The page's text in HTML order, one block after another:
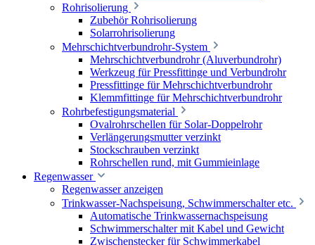
Rohrisolierung
Zubehör Rohrisolierung
Solarrohrisolierung
Mehrschichtverbundrohr-System
Mehrschichtverbundrohr (Aluverbundrohr)
Werkzeug für Pressfittinge und Verbundrohr
Pressfittinge für Mehrschichtverbundrohr
Klemmfittinge für Mehrschichtverbundrohr
Rohrbefestigungsmaterial
Ovalrohrschellen für Solar-Doppelrohr
Verlängerungsmutter verzinkt
Stockschrauben verzinkt
Rohrschellen rund, mit Gummieinlage
Regenwasser
Regenwasser anzeigen
Trinkwasser-Nachspeisung, Schwimmerschalter etc.
Automatische Trinkwassernachspeisung
Schwimmerschalter mit Kabel und Gewicht
Zwischenstecker für Schwimmerkabel